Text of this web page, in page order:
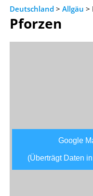
Deutschland > Allgäu >
Pforzen
Google
(Überträgt Daten